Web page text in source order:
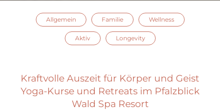
Allgemein Familie Wellness
Aktiv Longevity
Kraftvolle Auszeit für Körper und Geist
Yoga-Kurse und Retreats im Pfalzblick
Wald Spa Resort